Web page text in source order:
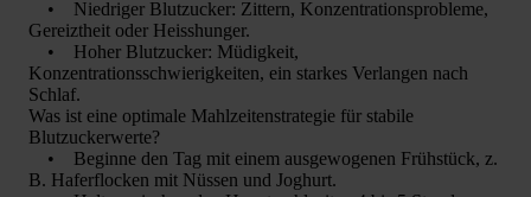
• Niedriger Blutzucker: Zittern, Konzentrationsprobleme,
Gereiztheit oder Heisshunger.
• Hoher Blutzucker: Müdigkeit,
Konzentrationsschwierigkeiten, ein starkes Verlangen nach
Schlaf.
Was ist eine optimale Mahlzeitenstrategie für stabile
Blutzuckerwerte?
• Beginne den Tag mit einem ausgewogenen Frühstück, z.
B. Haferflocken mit Nüssen und Joghurt.